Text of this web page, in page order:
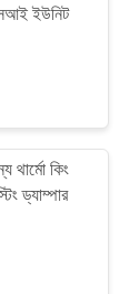
13
ইউনিট
থার্মো কিং
ড্যাম্পার